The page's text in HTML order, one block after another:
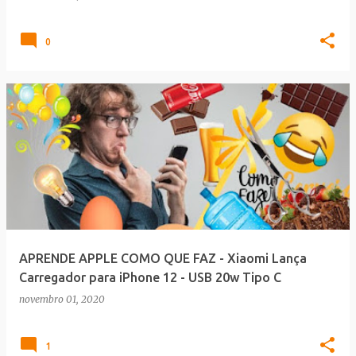
0
APRENDE APPLE COMO QUE FAZ - Xiaomi Lança
Carregador para iPhone 12 - USB 20w Tipo C
novembro 01, 2020
1